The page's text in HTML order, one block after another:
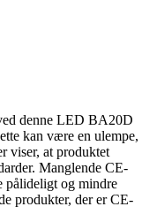
denne LED BA20D
kan være en ulempe,
viser, at produktet
Manglende CE-
pålideligt og mindre
produkter, der er CE-